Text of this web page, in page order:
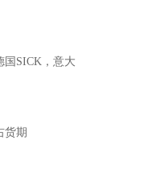
国SICK，意大
货期